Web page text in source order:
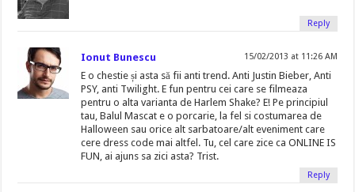
Reply
Ionut Bunescu 15/02/2013 at 11:26 AM
E o chestie și asta să fii anti trend. Anti Justin Bieber, Anti
PSY, anti Twilight. E fun pentru cei care se filmeaza
pentru o alta varianta de Harlem Shake? E! Pe principiul
tau, Balul Mascat e o porcarie, la fel si costumarea de
Halloween sau orice alt sarbatoare/alt eveniment care
cere dress code mai altfel. Tu, cel care zice ca ONLINE IS
FUN, ai ajuns sa zici asta? Trist.
Reply